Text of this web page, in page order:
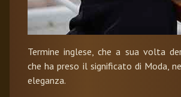
Termine inglese, che a sua volta
che ha preso il significato di Moda,
eleganza.